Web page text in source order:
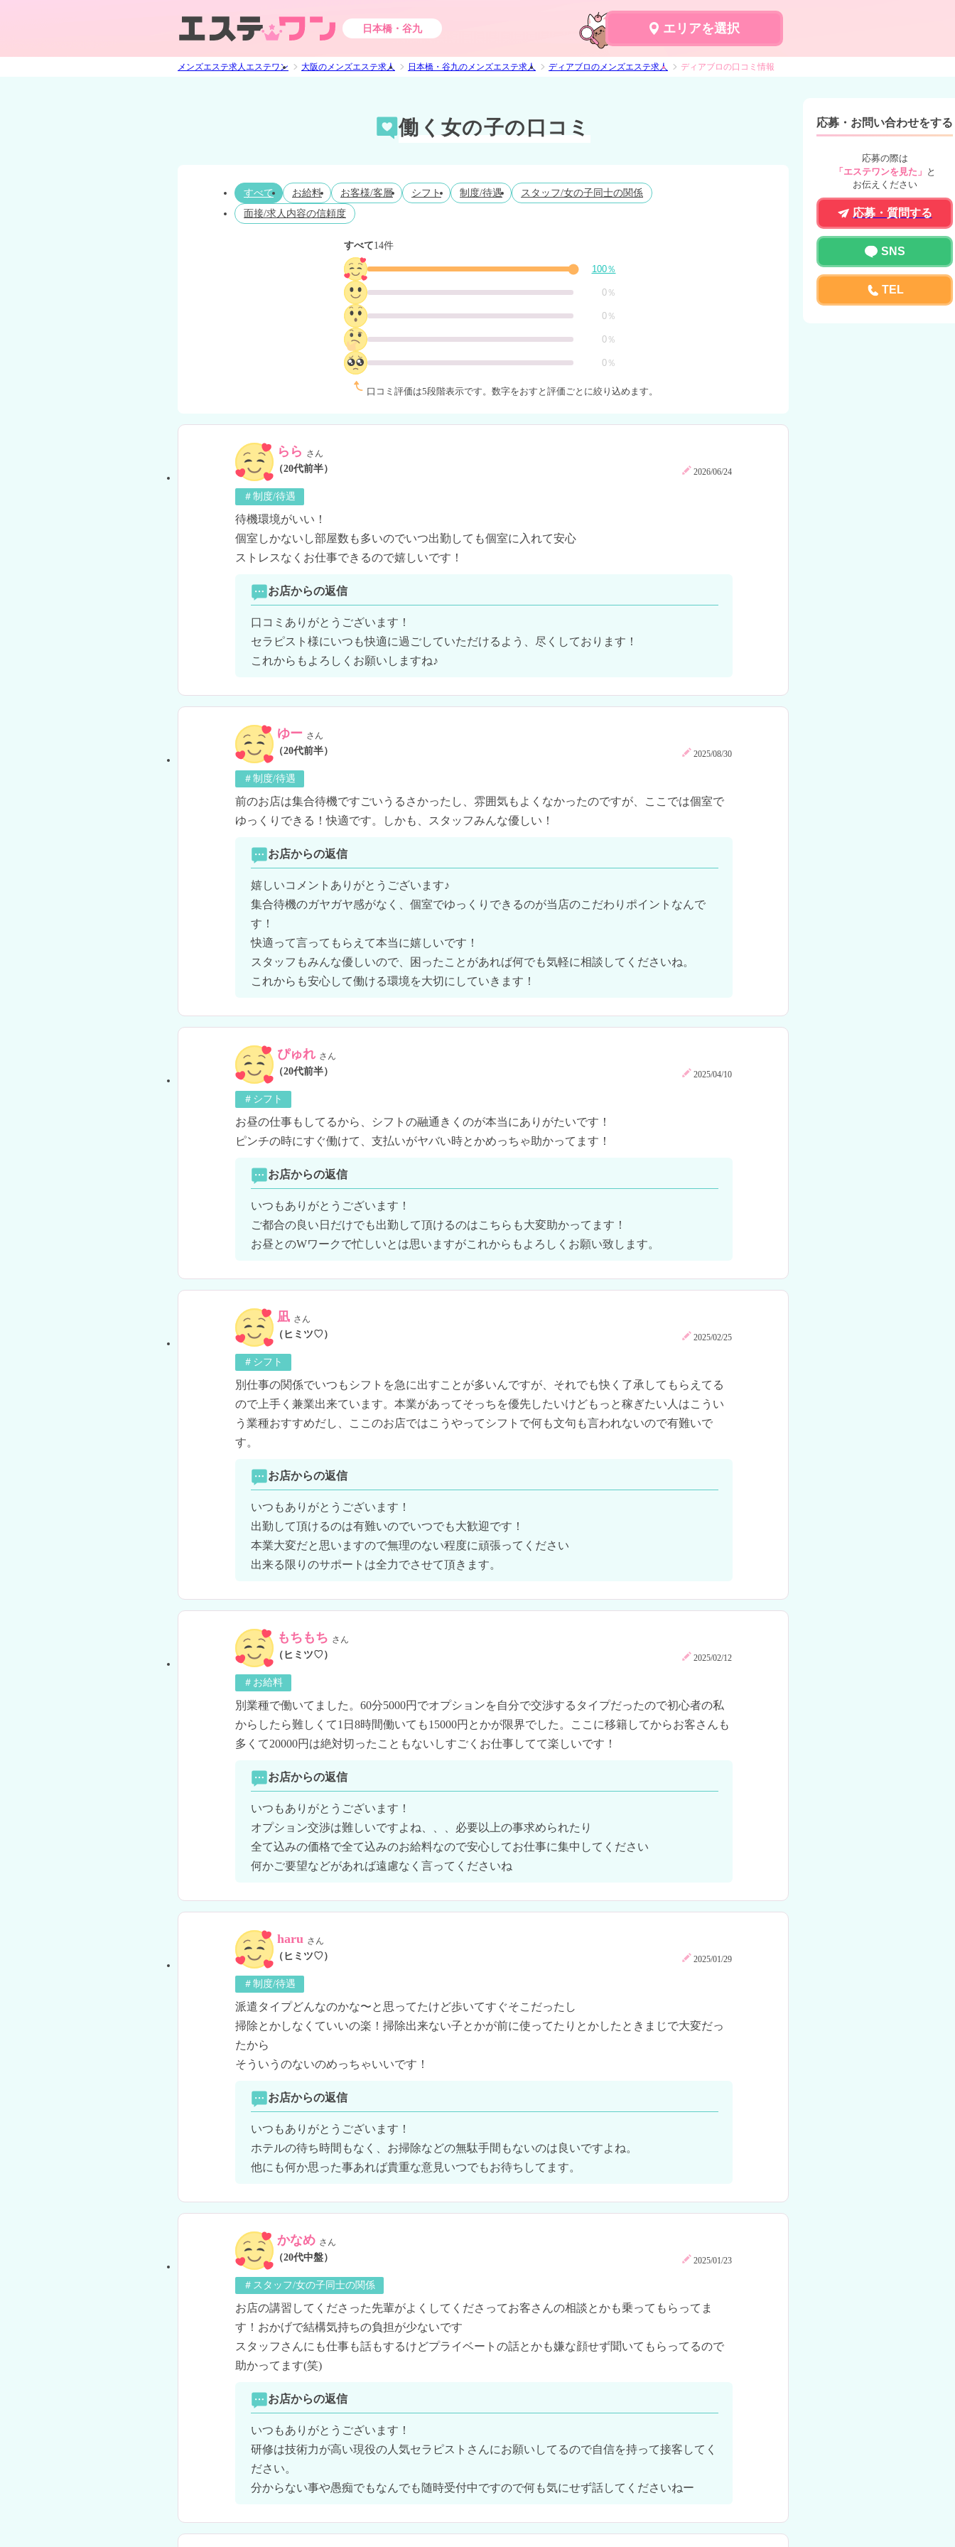
日本橋・谷九 エリアを選択
メンズエステ求人エステワン 大阪のメンズエステ求人 日本橋・谷九のメンズエステ求人 ディアブロのメンズエステ求人 ディアブロの口コミ情報
応募・お問い合わせをする
応募の際は
「エステワンを見た」 と
お伝えください
応募・質問する
SNS
TEL
働く女の子の口コミ
すべて お給料 お客様/客層 シフト 制度/待遇
スタッフ/女の子同士の関係
面接/求人内容の信頼度
すべて14件
100％
0％
0％
0％
0％
口コミ評価は5段階表示です。 数字をおすと評価ごとに絞り込めます。
らら さん
（20代前半） 2026/06/24
＃制度/待遇
待機環境がいい！
個室しかないし部屋数も多いのでいつ出勤しても個室に入れて安心
ストレスなくお仕事できるので嬉しいです！
お店からの返信
口コミありがとうございます！
セラピスト様にいつも快適に過ごしていただけるよう、尽くしております！
ゆー さん
（20代前半） 2025/08/30
＃制度/待遇
前のお店は集合待機ですごいうるさかったし、雰囲気もよくなかったのですが、ここでは個室で
ゆっくりできる！快適です。しかも、スタッフみんな優しい！
お店からの返信
嬉しいコメントありがとうございます♪
集合待機のガヤガヤ感がなく、個室でゆっくりできるのが当店のこだわりポイントなんで
す！
快適って言ってもらえて本当に嬉しいです！
スタッフもみんな優しいので、困ったことがあれば何でも気軽に相談してくださいね。
これからも安心して働ける環境を大切にしていきます！
ぴゅれ さん
（20代前半） 2025/04/10
＃シフト
お昼の仕事もしてるから、シフトの融通きくのが本当にありがたいです！
ピンチの時にすぐ働けて、支払いがヤバい時とかめっちゃ助かってます！
お店からの返信
いつもありがとうございます！
ご都合の良い日だけでも出勤して頂けるのはこちらも大変助かってます！
凪 さん
（ヒミツ♡） 2025/02/25
＃シフト
別仕事の関係でいつもシフトを急に出すことが多いんですが、それでも快く了承してもらえてる
ので上手く兼業出来ています。本業があってそっちを優先したいけどもっと稼ぎたい人はこうい
う業種おすすめだし、ここのお店ではこうやってシフトで何も文句も言われないので有難いで
す。
お店からの返信
いつもありがとうございます！
出勤して頂けるのは有難いのでいつでも大歓迎です！
本業大変だと思いますので無理のない程度に頑張ってください
出来る限りのサポートは全力でさせて頂きます。
もちもち さん
（ヒミツ♡） 2025/02/12
＃お給料
別業種で働いてました。60分5000円でオプションを自分で交渉するタイプだったので初心者の私
からしたら難しくて1日8時間働いても15000円とかが限界でした。ここに移籍してからお客さんも
多くて20000円は絶対切ったこともないしすごくお仕事してて楽しいです！
お店からの返信
いつもありがとうございます！
オプション交渉は難しいですよね、、、必要以上の事求められたり
全て込みの価格で全て込みのお給料なので安心してお仕事に集中してください
何かご要望などがあれば遠慮なく言ってくださいね
haru さん
（ヒミツ♡） 2025/01/29
＃制度/待遇
派遣タイプどんなのかな〜と思ってたけど歩いてすぐそこだったし
掃除とかしなくていいの楽！掃除出来ない子とかが前に使ってたりとかしたときまじで大変だっ
たから
そういうのないのめっちゃいいです！
お店からの返信
いつもありがとうございます！
ホテルの待ち時間もなく、お掃除などの無駄手間もないのは良いですよね。
かなめ さん
（20代中盤） 2025/01/23
＃スタッフ/女の子同士の関係
お店の講習してくださった先輩がよくしてくださってお客さんの相談とかも乗ってもらってま
す！おかげで結構気持ちの負担が少ないです
スタッフさんにも仕事も話もするけどプライベートの話とかも嫌な顔せず聞いてもらってるので
助かってます(笑)
お店からの返信
いつもありがとうございます！
研修は技術力が高い現役の人気セラピストさんにお願いしてるので自信を持って接客してく
ださい。
分からない事や愚痴でもなんでも随時受付中ですので何も気にせず話してくださいねー